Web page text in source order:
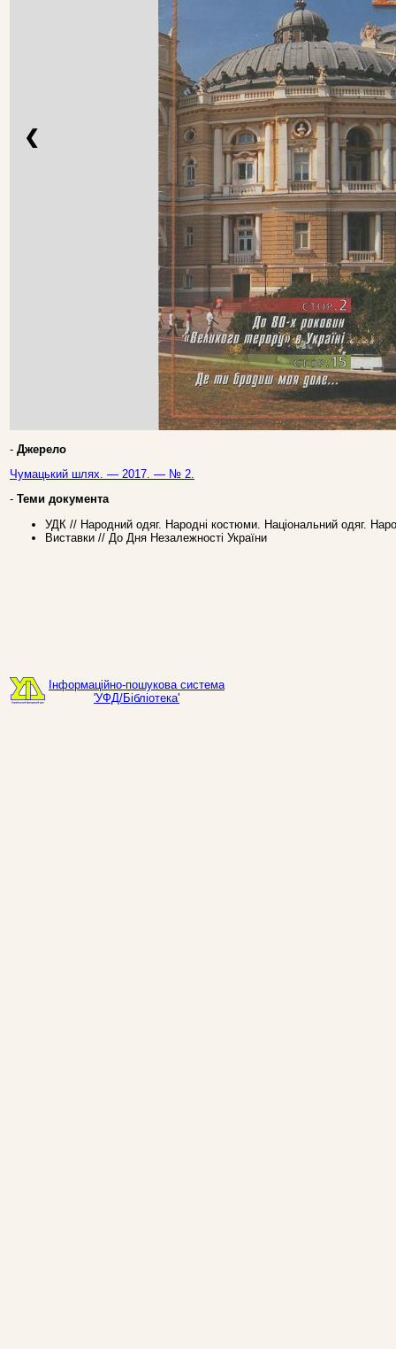
❮
- Джерело
Чумацький шлях. — 2017. — № 2.
- Теми документа
УДК // Народний одяг. Народні костюми. Національний одяг.
Виставки // До Дня Незалежності України
Інформаційно-пошукова система
'УФД/Бібліотека'